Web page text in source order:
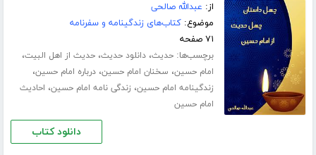
از: عبدالله صالحی
موضوع:کتاب‌های زندگینامه و سفرنامه
۷۱ صفحه
برچسب‌ها:حدیث،دانلود حدیث،حدیث از اهل البیت،
امام حسین، سخنان امام حسین،درباره امام حسین،
زندگینامه امام حسین، زندگی نامه امام حسین، احادیث
امام حسین
دانلود کتاب